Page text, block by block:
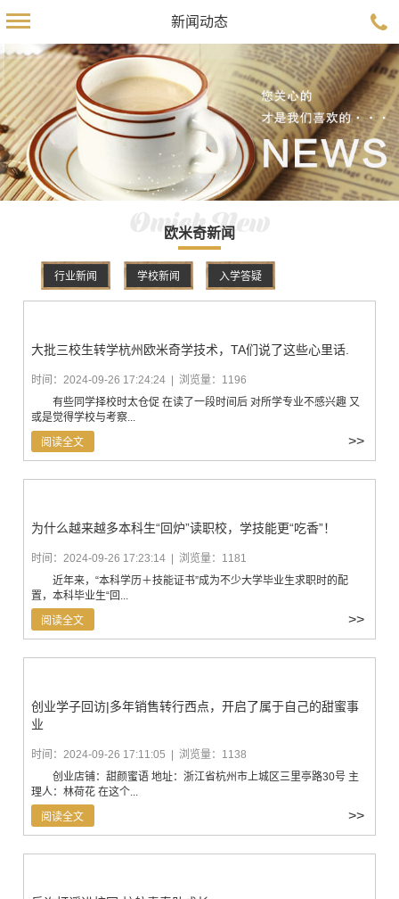
新闻动态
Omick New
欧米奇新闻
行业新闻 学校新闻 入学答疑
大批三校生转学杭州欧米奇学技术，TA们说了这些心里话.
时间：2024-09-26 17:24:24 | 浏览量：1196
有些同学择校时太仓促 在读了一段时间后 对所学专业不感兴趣 又
或是觉得学校与考察...
阅读全文 >>
为什么越来越多本科生“回炉”读职校，学技能更“吃香”！
时间：2024-09-26 17:23:14 | 浏览量：1181
近年来，“本科学历＋技能证书”成为不少大学毕业生求职时的配
置，本科毕业生“回...
阅读全文 >>
创业学子回访|多年销售转行西点，开启了属于自己的甜蜜事
业
时间：2024-09-26 17:11:05 | 浏览量：1138
创业店铺：甜颜蜜语 地址：浙江省杭州市上城区三里亭路30号 主
理人：林荷花 在这个...
阅读全文 >>